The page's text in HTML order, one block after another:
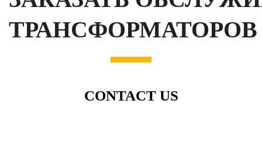
ТРАНСФОРМАТОРОВ
CONTACT US